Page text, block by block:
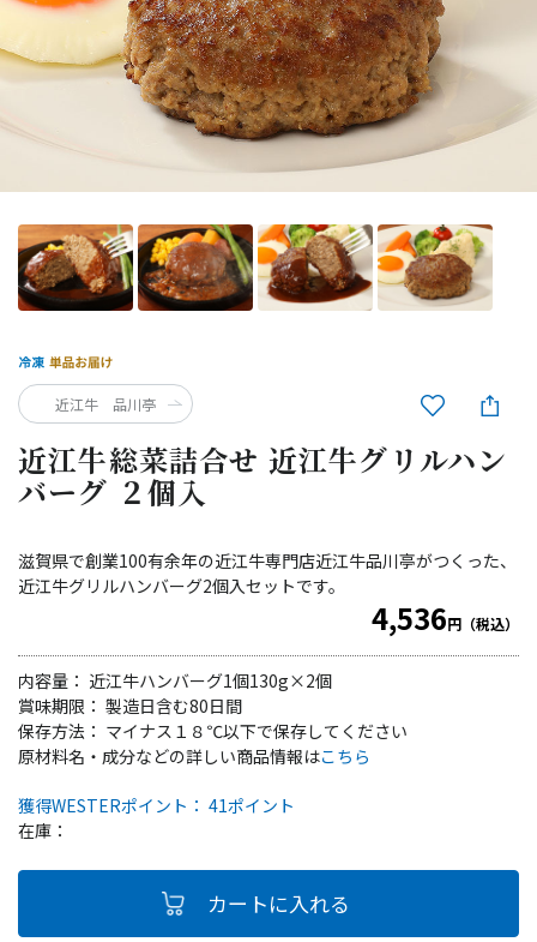
近江牛総菜詰合せ 近江牛グリルハン
バーグ ２個入
滋賀県で創業100有余年の近江牛専門店近江牛品川亭がつくった、
近江牛グリルハンバーグ2個入セットです。
4,536円（税込）
内容量： 近江牛ハンバーグ1個130g×2個
賞味期限： 製造日含む80日間
保存方法： マイナス１８℃以下で保存してください
獲得WESTERポイント： 41ポイント
在庫：
原材料名・成分などの詳しい商品情報はこちら
近江牛 品川亭